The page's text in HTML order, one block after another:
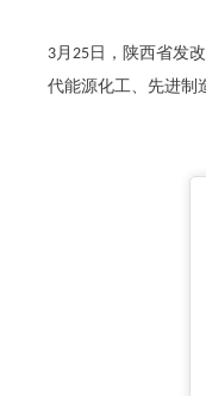
3月25日，陕西省发
代能源化工、先进制